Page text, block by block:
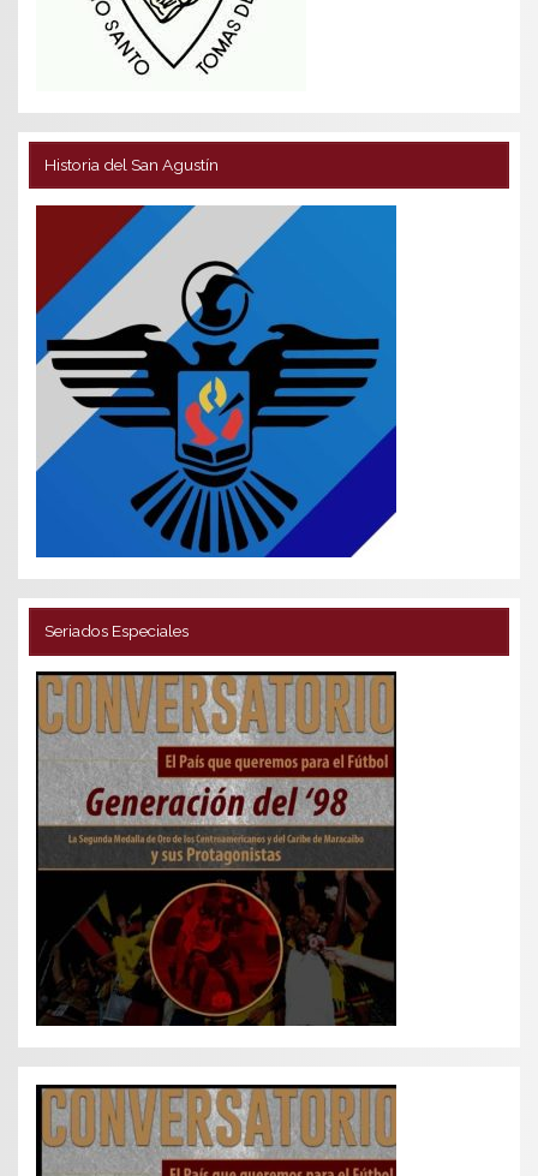
Historia del San Agustín
Seriados Especiales